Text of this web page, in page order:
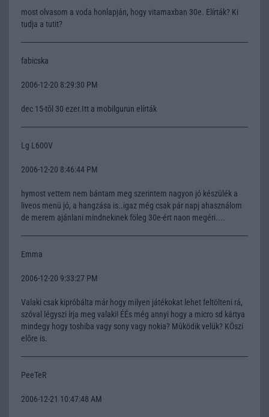
most olvasom a voda honlapján, hogy vitamaxban 30e. Elírták? Ki
tudja a tutit?
fabicska
2006-12-20 8:29:30 PM
dec 15-tõl 30 ezer.Itt a mobilgurun elírták
Lg L600V
2006-12-20 8:46:44 PM
hymost vettem nem bántam meg szerintem nagyon jó készülék a
liveos menü jó, a hangzása is..igaz még csak pár napj ahasználom
de merem ajánlani mindnekinek föleg 30e-ért naon megéri....
Emma
2006-12-20 9:33:27 PM
Valaki csak kipróbálta már hogy milyen játékokat lehet feltölteni rá,
szóval légyszi írja meg valaki! ÉÉs még annyi hogy a micro sd kártya
mindegy hogy toshiba vagy sony vagy nokia? Mûködik velük? KÖszi
elõre is.
PeeTeR
2006-12-21 10:47:48 AM